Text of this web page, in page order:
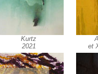
Kurtz
2021
et